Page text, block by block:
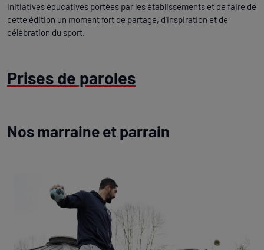
initiatives éducatives portées par les établissements et de faire de
cette édition un moment fort de partage, d'inspiration et de
célébration du sport.
Prises de paroles
Nos marraine et parrain